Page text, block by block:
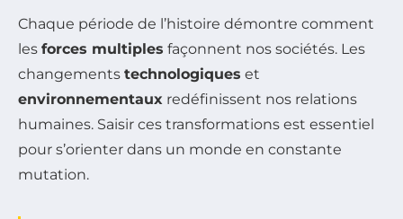
Chaque période de l’histoire démontre comment
les forces multiples façonnent nos sociétés. Les
changements technologiques et
environnementaux redéfinissent nos relations
humaines. Saisir ces transformations est essentiel
pour s’orienter dans un monde en constante
mutation.